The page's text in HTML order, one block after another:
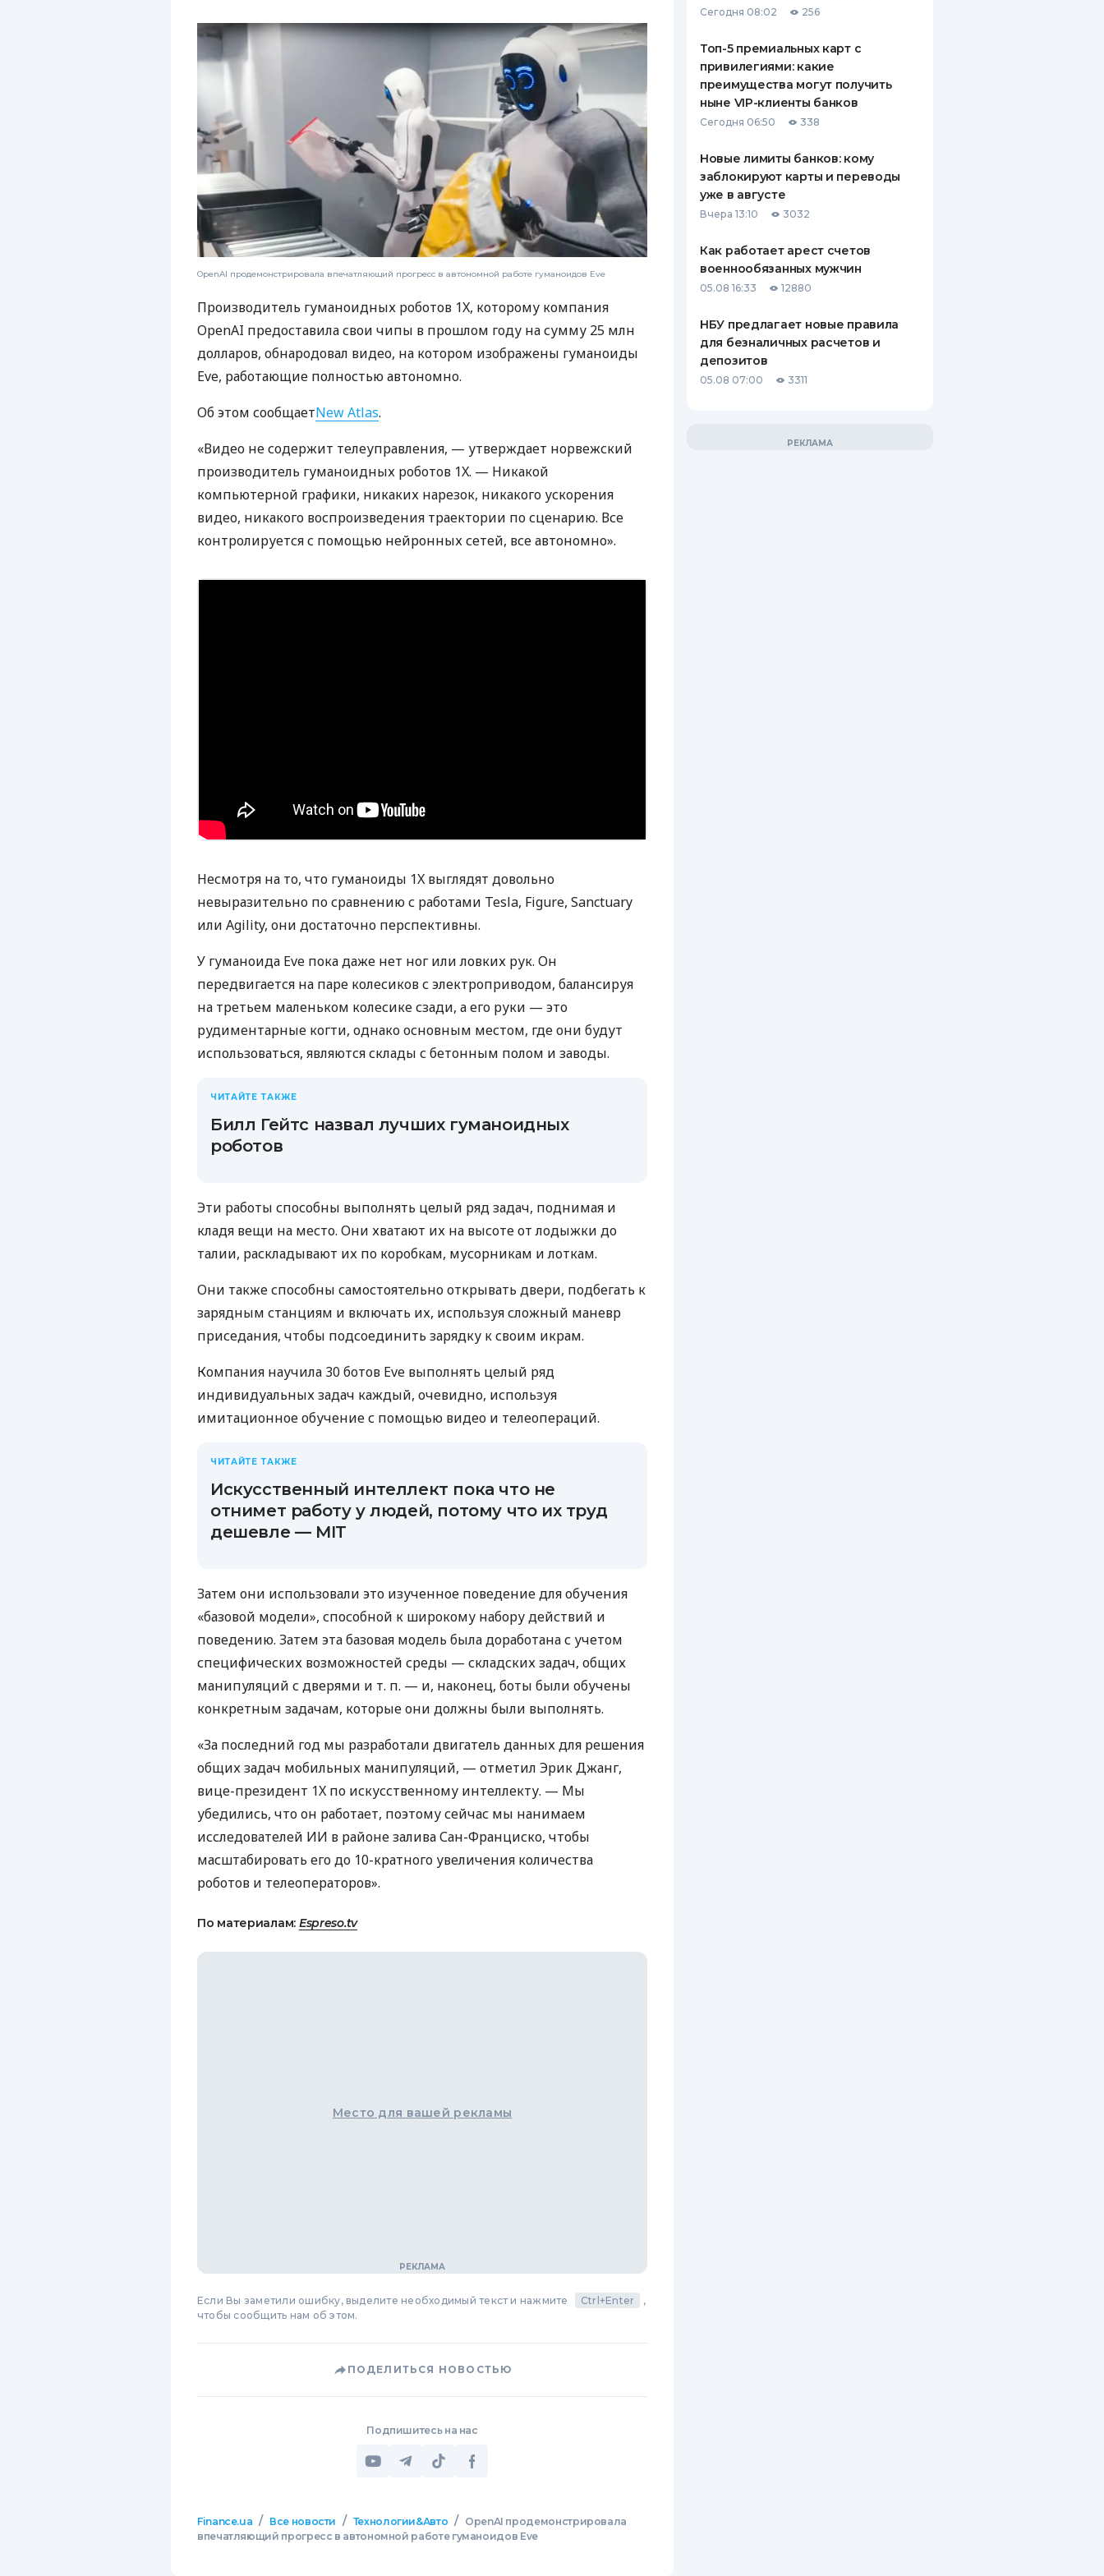
ЕЖЕМЕСЯЧНЫЙ ОБЗОР
КЕШБЭКА
ПУТЕВОДИТЕЛИ ПО
БАНКОВСКИМ КАРТАМ
ВСЕ СТРАХОВЫЕ ПОЛИСЫ
СТРАХОВЫЕ КОМПАНИИ
КОМПАНИЯХ
КОНТАКТЫ
OpenAI продемонстрировала впечатляющий прогресс в автономной работе гуманоидов Eve
Производитель гуманоидных роботов 1X, которому компания
OpenAI предоставила свои чипы в прошлом году на сумму 25 млн
долларов, обнародовал видео, на котором изображены гуманоиды
Eve, работающие полностью автономно.
Об этом сообщаетNew Atlas.
«Видео не содержит телеуправления, — утверждает норвежский
производитель гуманоидных роботов 1X. — Никакой
компьютерной графики, никаких нарезок, никакого ускорения
видео, никакого воспроизведения траектории по сценарию. Все
контролируется с помощью нейронных сетей, все автономно».
Несмотря на то, что гуманоиды 1X выглядят довольно
невыразительно по сравнению с работами Tesla, Figure, Sanctuary
или Agility, они достаточно перспективны.
У гуманоида Eve пока даже нет ног или ловких рук. Он
передвигается на паре колесиков с электроприводом, балансируя
на третьем маленьком колесике сзади, а его руки — это
рудиментарные когти, однако основным местом, где они будут
использоваться, являются склады с бетонным полом и заводы.
ЧИТАЙТЕ ТАКЖЕ
Билл Гейтс назвал лучших гуманоидных
роботов
Эти работы способны выполнять целый ряд задач, поднимая и
кладя вещи на место. Они хватают их на высоте от лодыжки до
талии, раскладывают их по коробкам, мусорникам и лоткам.
Они также способны самостоятельно открывать двери, подбегать к
зарядным станциям и включать их, используя сложный маневр
приседания, чтобы подсоединить зарядку к своим икрам.
Компания научила 30 ботов Eve выполнять целый ряд
индивидуальных задач каждый, очевидно, используя
имитационное обучение с помощью видео и телеопераций.
ЧИТАЙТЕ ТАКЖЕ
Искусственный интеллект пока что не
отнимет работу у людей, потому что их труд
дешевле — MIT
Затем они использовали это изученное поведение для обучения
«базовой модели», способной к широкому набору действий и
поведению. Затем эта базовая модель была доработана с учетом
специфических возможностей среды — складских задач, общих
манипуляций с дверями и т. п. — и, наконец, боты были обучены
конкретным задачам, которые они должны были выполнять.
«За последний год мы разработали двигатель данных для решения
общих задач мобильных манипуляций, — отметил Эрик Джанг,
вице-президент 1X по искусственному интеллекту. — Мы
убедились, что он работает, поэтому сейчас мы нанимаем
исследователей ИИ в районе залива Сан-Франциско, чтобы
масштабировать его до 10-кратного увеличения количества
роботов и телеоператоров».
По материалам: Espreso.tv
Место для вашей рекламы
Если Вы заметили ошибку, выделите необходимый текст и нажмите Ctrl+Enter
,
чтобы сообщить нам об этом.
ПОДЕЛИТЬСЯ НОВОСТЬЮ
Подпишитесь на нас
Finance.ua / Все новости / Технологии&Авто /
OpenAI продемонстрировала
впечатляющий прогресс в автономной работе гуманоидов Eve
Сегодня 08:02 256
Топ-5 премиальных карт с
привилегиями: какие
преимущества могут получить
ныне VIP-клиенты банков
Сегодня 06:50 338
Новые лимиты банков: кому
заблокируют карты и переводы
уже в августе
Вчера 13:10 3032
Как работает арест счетов
военнообязанных мужчин
05.08 16:33 12880
НБУ предлагает новые правила
для безналичных расчетов и
депозитов
05.08 07:00 3311